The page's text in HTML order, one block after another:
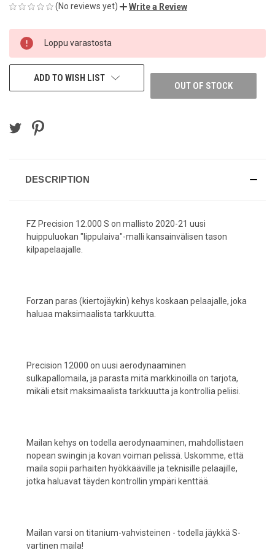
(No reviews yet) Write a Review
CURRENT
STOCK:
Loppu varastosta
OUT OF STOCK
ADD TO WISH LIST
DESCRIPTION
FZ Precision 12.000 S on mallisto 2020-21 uusi
huippuluokan "lippulaiva"-malli kansainvälisen tason
kilpapelaajalle.
Forzan paras (kiertojäykin) kehys koskaan pelaajalle, joka
haluaa maksimaalista tarkkuutta.
Precision 12000 on uusi aerodynaaminen
sulkapallomaila, ja parasta mitä markkinoilla on tarjota,
mikäli etsit maksimaalista tarkkuutta ja kontrollia peliisi.
Mailan kehys on todella aerodynaaminen, mahdollistaen
nopean swingin ja kovan voiman pelissä. Uskomme, että
maila sopii parhaiten hyökkääville ja teknisille pelaajille,
jotka haluavat täyden kontrollin ympäri kenttää.
Mailan varsi on titanium-vahvisteinen - todella jäykkä S-
vartinen maila!